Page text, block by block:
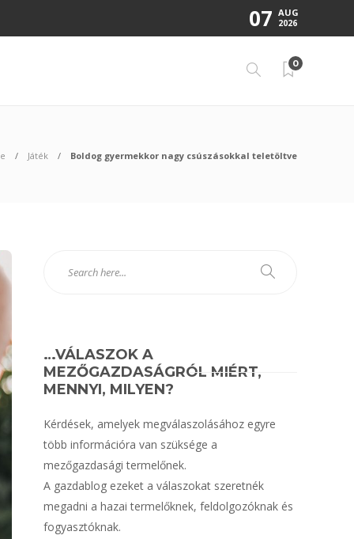
07 AUG
2026
0
Játék Boldog gyermekkor nagy csúszásokkal teletöltve
…VÁLASZOK A
MEZŐGAZDASÁGRÓL MIÉRT,
MENNYI, MILYEN?
Kérdések, amelyek megválaszolásához egyre
több információra van szüksége a
mezőgazdasági termelőnek.
A gazdablog ezeket a válaszokat szeretnék
megadni a hazai termelőknek, feldolgozóknak és
fogyasztóknak.